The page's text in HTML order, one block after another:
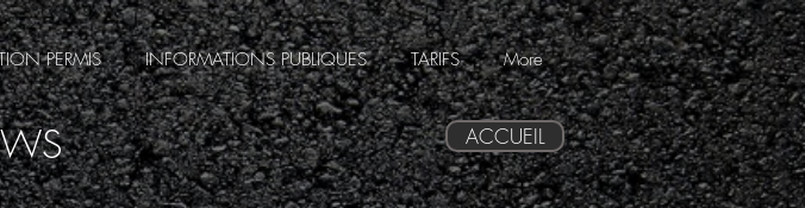
PERMIS INFORMATIONS PUBLIQUES TARIFS More
ACCUEIL